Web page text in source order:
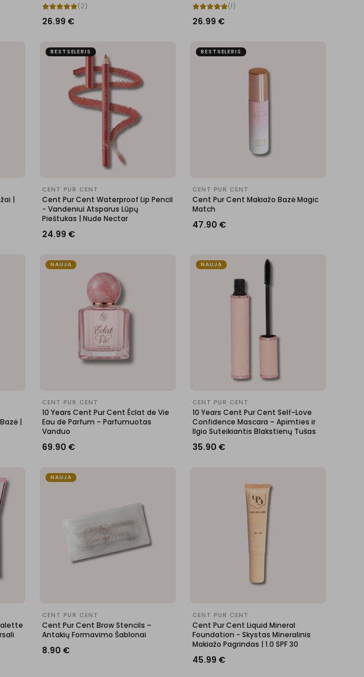
( 2 )
26.99 €
(1 )
26.99 €
|
BESTSELERIS
CENT PUR CENT
Cent Pur Cent Waterproof Lip Pencil
- Vandeniui Atsparus Lūpų
Pieštukas | Nude Nectar
24.99 €
BESTSELERIS
CENT PUR CENT
Cent Pur Cent Makiažo Bazė Magic
Match
47.90 €
|
NAUJA
CENT PUR CENT
10 Years Cent Pur Cent Éclat de Vie
Eau de Parfum – Parfumuotas
Vanduo
69.90 €
NAUJA
CENT PUR CENT
10 Years Cent Pur Cent Self-Love
Confidence Mascara – Apimties ir
Ilgio Suteikiantis Blakstienų Tušas
35.90 €
NAUJA
CENT PUR CENT
Cent Pur Cent Brow Stencils –
Antakių Formavimo Šablonai
8.90 €
CENT PUR CENT
Cent Pur Cent Liquid Mineral
Foundation - Skystas Mineralinis
Makiažo Pagrindas | 1.0 SPF 30
45.99 €